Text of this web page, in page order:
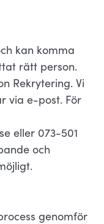
kan komma
rätt person.
Rekrytering. Vi
via e-post. För
eller 073-501
och
genomför